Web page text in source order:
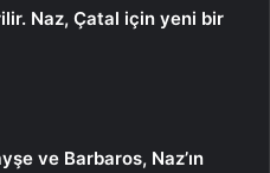
Naz, Çatal için yeni bir
ve Barbaros, Naz’ın